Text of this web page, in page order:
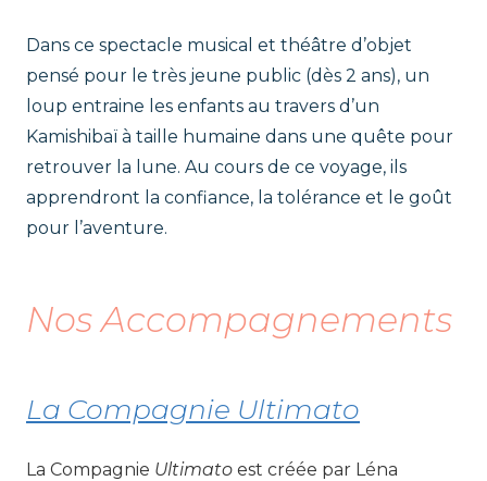
Dans ce spectacle musical et théâtre d’objet
pensé pour le très jeune public (dès 2 ans), un
loup entraine les enfants au travers d’un
Kamishibaï à taille humaine dans une quête pour
retrouver la lune. Au cours de ce voyage, ils
apprendront la confiance, la tolérance et le goût
pour l’aventure.
Nos Accompagnements
La Compagnie Ultimato
La Compagnie Ultimato est créée par Léna